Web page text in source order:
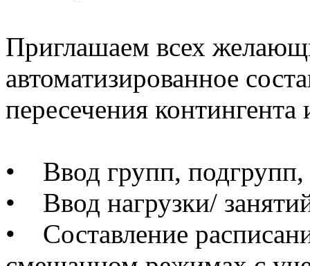
Приглашаем всех
автоматизированное
пересечения
• Ввод групп, подгрупп,
• Ввод нагрузки/
• Составление